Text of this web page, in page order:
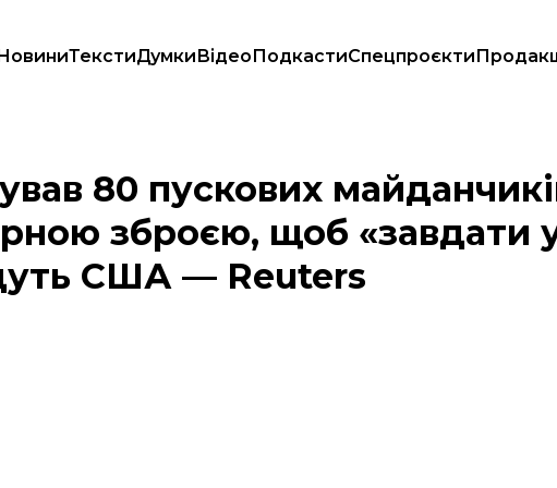
ТекстиДумкиВідеоПодкастиСпецпроєкти
поблизу своїх шахт із ядерною зброєю, щоб «завдати удару у
80 пускових
зброєю, щоб «завдати
США — Reuters